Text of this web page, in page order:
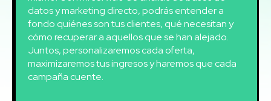
datos y marketing directo, podrás entender a
fondo quiénes son tus clientes, qué necesitan y
cómo recuperar a aquellos que se han alejado.
Juntos, personalizaremos cada oferta,
maximizaremos tus ingresos y haremos que cada
campaña cuente.